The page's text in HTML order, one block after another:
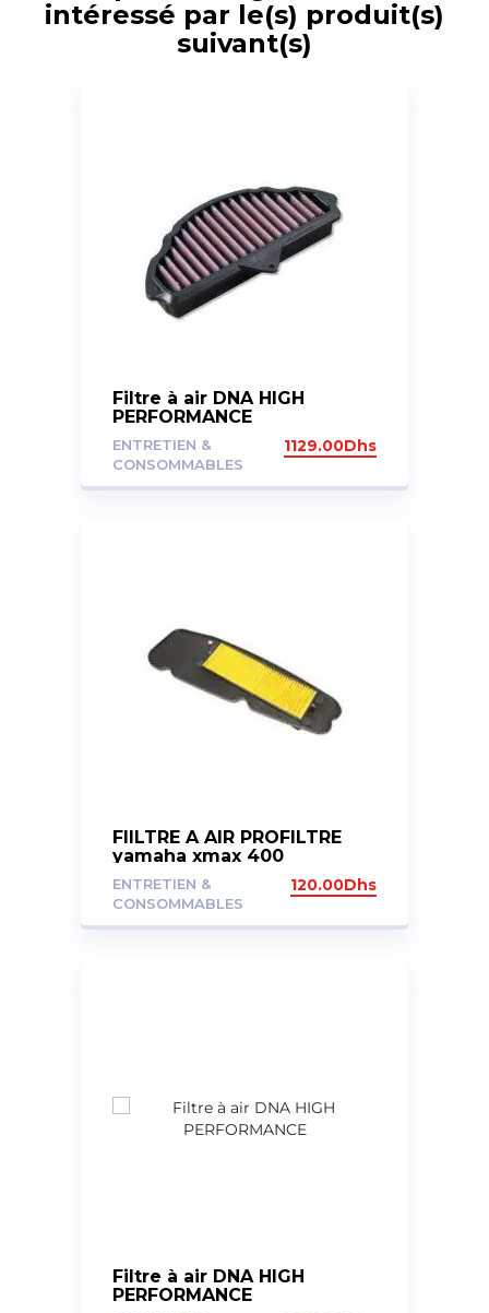
intéressé par le(s) produit(s)
suivant(s)
Filtre à air DNA HIGH
PERFORMANCE
ENTRETIEN &
CONSOMMABLES
1129.00Dhs
FIILTRE A AIR PROFILTRE
yamaha xmax 400
ENTRETIEN &
CONSOMMABLES
120.00Dhs
Filtre à air DNA HIGH
PERFORMANCE